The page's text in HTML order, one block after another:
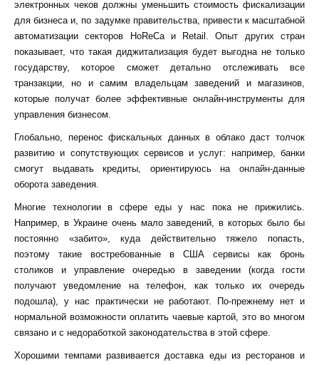
электронных чеков должны уменьшить стоимость фискализации
для бизнеса и, по задумке правительства, привести к масштабной
автоматизации секторов HoReCa и Retail. Опыт других стран
показывает, что такая диджитализация будет выгодна не только
государству, которое сможет детально отслеживать все
транзакции, но и самим владельцам заведений и магазинов,
которые получат более эффективные онлайн-инструменты для
управления бизнесом.
Глобально, перенос фискальных данных в облако даст толчок
развитию и сопутствующих сервисов и услуг: например, банки
смогут выдавать кредиты, ориентируюсь на онлайн-данные
оборота заведения.
Многие технологии в сфере еды у нас пока не прижились.
Например, в Украине очень мало заведений, в которых было бы
постоянно «забито», куда действительно тяжело попасть,
поэтому такие востребованные в США сервисы как бронь
столиков и управление очередью в заведении (когда гости
получают уведомление на телефон, как только их очередь
подошла), у нас практически не работают.
По-прежнему нет и
нормальной возможности оплатить чаевые картой, это во многом
связано и с недоработкой законодательства в этой сфере.
Хорошими темпами развивается доставка еды из ресторанов и